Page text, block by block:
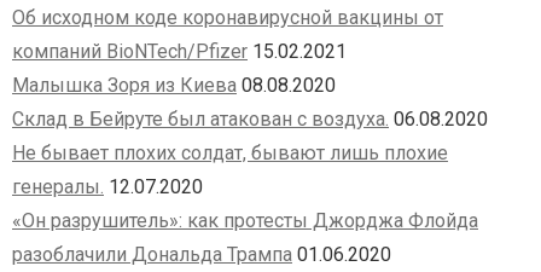
Об исходном коде коронавирусной вакцины от
компаний BioNTech/Pfizer 15.02.2021
Малышка Зоря из Киева 08.08.2020
Склад в Бейруте был атакован с воздуха. 06.08.2020
Не бывает плохих солдат, бывают лишь плохие
генералы. 12.07.2020
«Он разрушитель»: как протесты Джорджа Флойда
разоблачили Дональда Трампа 01.06.2020